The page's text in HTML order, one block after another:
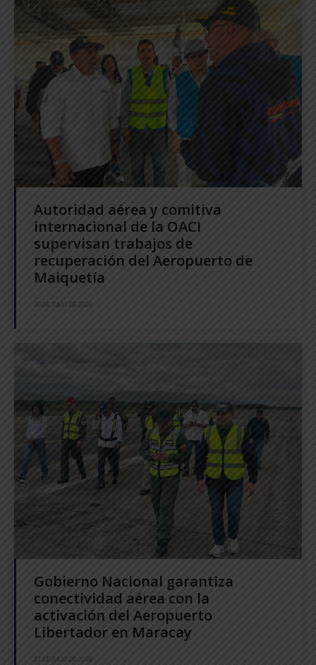
Autoridad aérea y comitiva
internacional de la OACI
supervisan trabajos de
recuperación del Aeropuerto de
Maiquetía
30 DE JULIO DE 2026
Gobierno Nacional garantiza
conectividad aérea con la
activación del Aeropuerto
Libertador en Maracay
17 DE JULIO DE 2026